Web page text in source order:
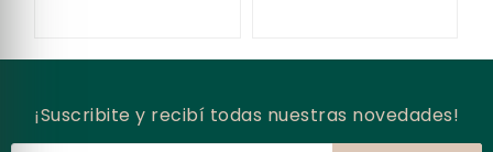
¡Suscribite y recibí todas nuestras novedades!